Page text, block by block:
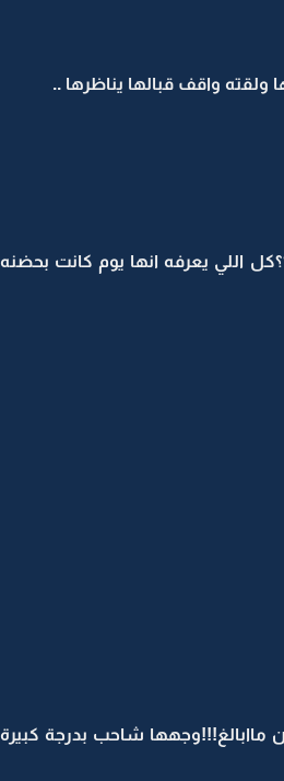
واقف قبالها يناظرها ..
اللي يعرفه انها يوم كانت بحضنه
شاحب بدرجة كبيرة